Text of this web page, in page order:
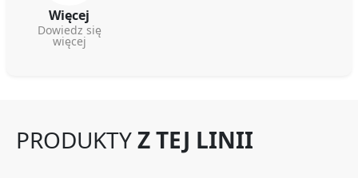
Więcej
Dowiedz się
więcej
PRODUKTYZ TEJ LINII